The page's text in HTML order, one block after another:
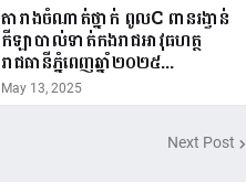
តារាងចំណាត់ថ្នាក់ ពូលC ពានរង្វាន់
កីឡាបាល់ទាត់កងរាជអាវុធហត្ថ
រាជធានីភ្នំពេញឆ្នាំ២០២៥...
May 13, 2025
Next Post